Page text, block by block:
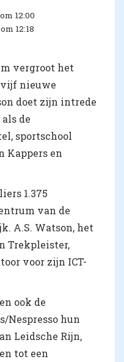
12:00
12:18
vergroot het
nieuwe
doet zijn intrede
de
sportschool
Kappers en
1.375
van de
A.S. Watson, het
Trekpleister,
voor zijn ICT-
ook de
Nespresso hun
Leidsche Rijn,
tot een